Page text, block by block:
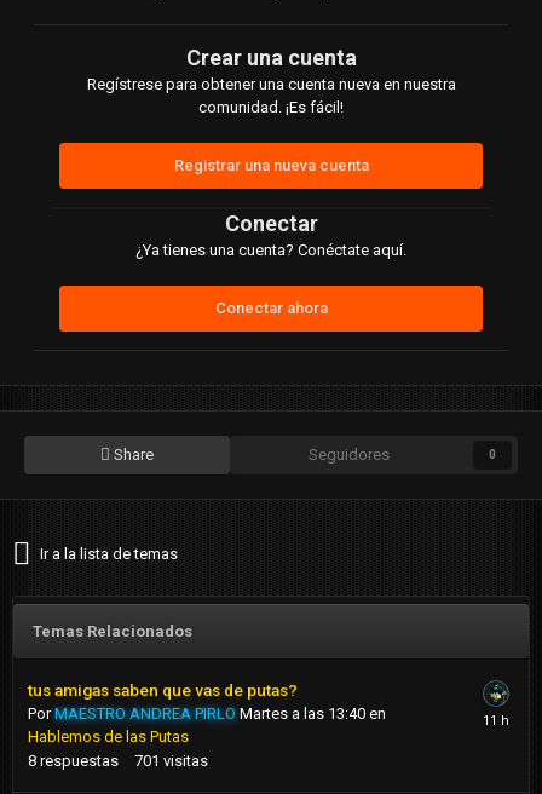
Crear una cuenta
Regístrese para obtener una cuenta nueva en nuestra
comunidad. ¡Es fácil!
Registrar una nueva cuenta
Conectar
¿Ya tienes una cuenta? Conéctate aquí.
Conectar ahora
Share Seguidores 0
Ir a la lista de temas
Temas Relacionados
tus amigas saben que vas de putas?
PorMAESTRO ANDREA PIRLO Martes a las 13:40 en
Hablemos de las Putas
8 respuestas 701 visitas